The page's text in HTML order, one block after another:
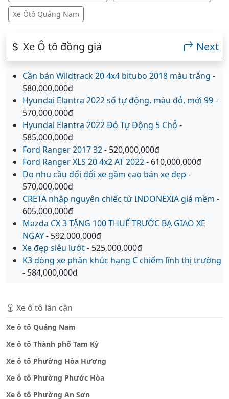
Xe Ôtô Quảng Nam
Xe Ô tô đồng giá Next
Cần bán Wildtrack 20 4x4 bitubo 2018 màu trắng -
580,000,000đ
Hyundai Elantra 2022 số tự động, màu đỏ, mới 99-
570,000,000đ
Hyundai Elantra 2022 Đỏ Tự Động 5 Chỗ -
585,000,000đ
Ford Ranger 2017 32- 520,000,000đ
Ford Ranger XLS 20 4x2 AT 2022- 610,000,000đ
Do nhu cầu đổi đổi xe gầm cao bán xe đẹp -
570,000,000đ
CRETA nhập nguyên chiếc từ INDONEXIA giá mềm -
605,000,000đ
Mazda CX 3 TẶNG 100 THUẾ TRƯỚC BẠ GIAO XE
NGAY- 592,000,000đ
Xe đẹp siêu lướt- 525,000,000đ
K3 dòng xe phân khúc hạng C chiếm lĩnh thị trường
- 584,000,000đ
Xe ô tô lân cận
Xe ô tô Quảng Nam
Xe ô tô Thành phố Tam Kỳ
Xe ô tô Phường Hòa Hương
Xe ô tô Phường Phước Hòa
Xe ô tô Phường An Sơn